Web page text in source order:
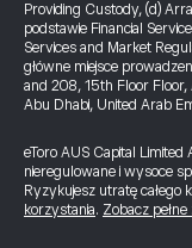
Providing Custody, (d)
podstawie Financial
Services and Market
główne miejsce
and 208, 15th Floor
Abu Dhabi, United Arab
eToro AUS Capital
nieregulowane i wysoce
Ryzykujesz utratę całego
korzystania. Zobacz